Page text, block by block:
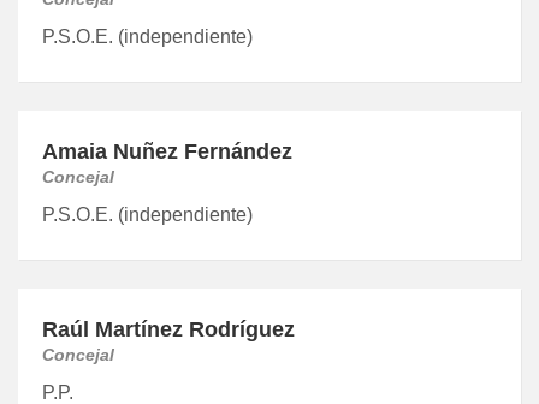
P.S.O.E. (independiente)
Amaia Nuñez Fernández
Concejal
P.S.O.E. (independiente)
Raúl Martínez Rodríguez
Concejal
P.P.